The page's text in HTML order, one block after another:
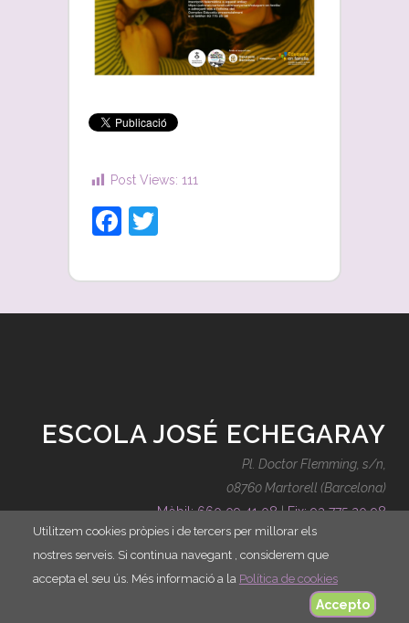
Utilitzem cookies pròpies i de tercers per millorar els
nostres serveis. Si continua navegant , considerem que
accepta el seu ús. Més informació a la Política de cookies
Accepto
Post Views: 111
Facebook
ESCOLA JOSÉ ECHEGARAY
Pl. Doctor Flemming, s/n,
08760 Martorell (Barcelona)
Mòbil: 660 09 41 08|Fix: 93 775 20 98
contacte@escolajoseechegaray.cat
aTotArreu.com